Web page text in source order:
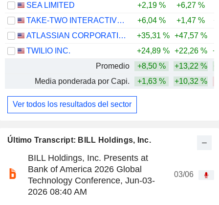
Último Transcript: BILL Holdings, Inc.
BILL Holdings, Inc. Presents at
Bank of America 2026 Global
Technology Conference, Jun-03-
2026 08:40 AM
03/06
SEA LIMITED
+2,19 % +6,27 %
TAKE-TWO INTERACTIVE SOFTWARE, INC.
+6,04 % +1,47 %
ATLASSIAN CORPORATION
+35,31 % +47,57 %
TWILIO INC.
+24,89 % +22,26 %
Promedio
+8,50 % +13,22 %
Media ponderada por Capi.
+1,63 % +10,32 %
Ver todos los resultados del sector